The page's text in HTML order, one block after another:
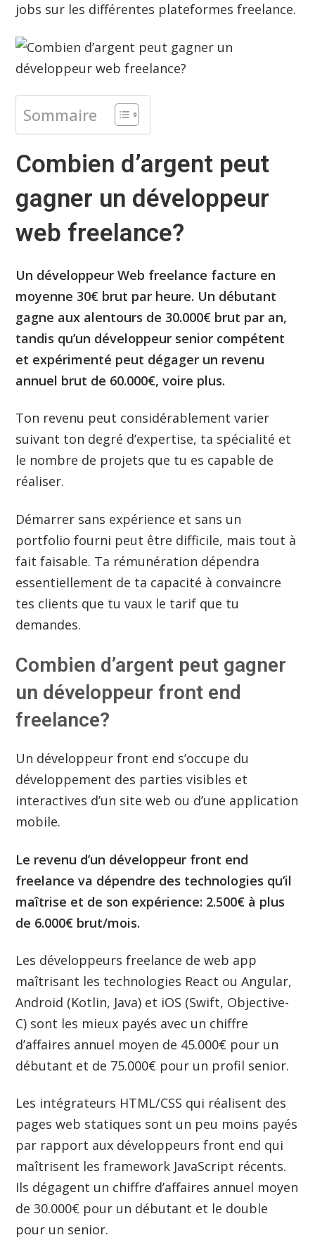
jobs sur les différentes plateformes freelance.
Sommaire
Combien d’argent peut
gagner un développeur
web freelance?
Un développeur Web freelance facture en
moyenne 30€ brut par heure. Un débutant
gagne aux alentours de 30.000€ brut par an,
tandis qu’un développeur senior compétent
et expérimenté peut dégager un revenu
annuel brut de 60.000€, voire plus.
Ton revenu peut considérablement varier
suivant ton degré d’expertise, ta spécialité et
le nombre de projets que tu es capable de
réaliser.
Démarrer sans expérience et sans un
portfolio fourni peut être difficile, mais tout à
fait faisable. Ta rémunération dépendra
essentiellement de ta capacité à convaincre
tes clients que tu vaux le tarif que tu
demandes.
Combien d’argent peut gagner
un développeur front end
freelance?
Un développeur front end s’occupe du
développement des parties visibles et
interactives d’un site web ou d’une application
mobile.
Le revenu d’un développeur front end
freelance va dépendre des technologies qu’il
maîtrise et de son expérience: 2.500€ à plus
de 6.000€ brut/mois.
Les développeurs freelance de web app
maîtrisant les technologies React ou Angular,
Android (Kotlin, Java) et iOS (Swift, Objective-
C) sont les mieux payés avec un chiffre
d’affaires annuel moyen de 45.000€ pour un
débutant et de 75.000€ pour un profil senior.
Les intégrateurs HTML/CSS qui réalisent des
pages web statiques sont un peu moins payés
par rapport aux développeurs front end qui
maîtrisent les framework JavaScript récents.
Ils dégagent un chiffre d’affaires annuel moyen
de 30.000€ pour un débutant et le double
pour un senior.